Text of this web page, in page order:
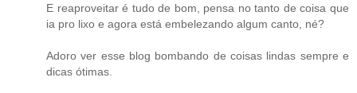
E reaproveitar é tudo de bom, pensa no tanto de coisa que
ia pro lixo e agora está embelezando algum canto, né?
Adoro ver esse blog bombando de coisas lindas sempre e
dicas ótimas.